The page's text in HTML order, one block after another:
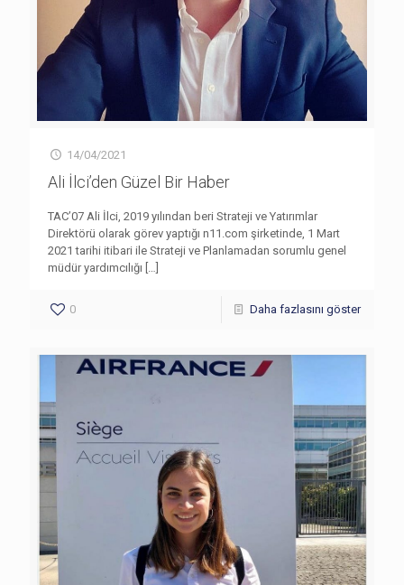
14/04/2021
Ali İlci’den Güzel Bir Haber
TAC’07 Ali İlci, 2019 yılından beri Strateji ve Yatırımlar
Direktörü olarak görev yaptığı n11.com şirketinde, 1 Mart
2021 tarihi itibari ile Strateji ve Planlamadan sorumlu genel
müdür yardımcılığı
0 Daha fazlasını göster